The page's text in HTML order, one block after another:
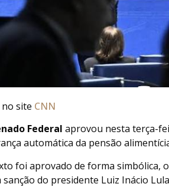
no site CNN
Federal aprovou nesta terça-
automática da pensão
foi aprovado de forma simbólica,
sanção do presidente Luiz Inácio